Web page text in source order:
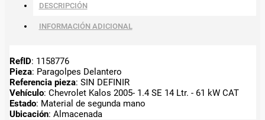
DESCRIPCIÓN
INFORMACIÓN ADICIONAL
RefID: 1158776
Pieza: Paragolpes Delantero
Referencia pieza: SIN DEFINIR
Vehículo: Chevrolet Kalos 2005- 1.4 SE 14 Ltr. - 61 kW CAT
Estado: Material de segunda mano
Ubicación: Almacenada